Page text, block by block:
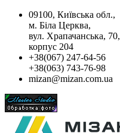
09100, Київська обл.,
м. Біла Церква,
вул. Храпачанська, 70,
корпус 204
+38(067) 247-64-56
+38(063) 743-76-98
mizan@mizan.com.ua